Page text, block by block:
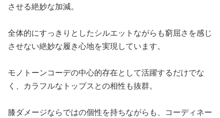
させる絶妙な加減。
全体的にすっきりとしたシルエットながらも窮屈さを感じ
させない絶妙な履き心地を実現しています。
モノトーンコーデの中心的存在として活躍するだけでな
く、カラフルなトップスとの相性も抜群。
膝ダメージならではの個性を持ちながらも、コーディネー